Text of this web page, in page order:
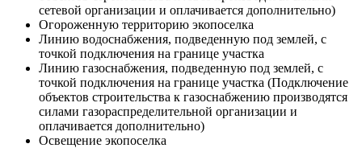
сетевой организации и оплачивается дополнительно)
Огороженную территорию экопоселка
Линию водоснабжения, подведенную под землей, с
точкой подключения на границе участка
Линию газоснабжения, подведенную под землей, с
точкой подключения на границе участка (Подключение
объектов строительства к газоснабжению производятся
силами газораспределительной организации и
оплачивается дополнительно)
Освещение экопоселка